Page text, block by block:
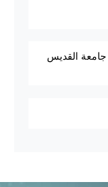
القديس